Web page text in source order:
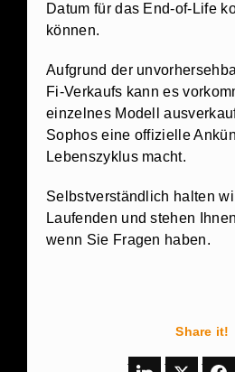
Datum für das End-of-Life
können.
Aufgrund der
Fi-Verkaufs kann es
einzelnes Modell
Sophos eine offizielle
Lebenszyklus macht.
Selbstverständlich halten
Laufenden und stehen
wenn Sie Fragen haben.
Share it!